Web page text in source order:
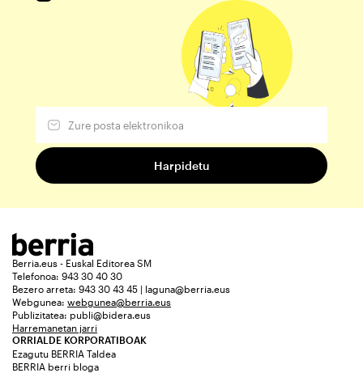
Berria.eus - Euskal Editorea SM
Telefonoa: 943 30 40 30
Bezero arreta: 943 30 43 45 | laguna@berria.eus
Webgunea: webgunea@berria.eus
Publizitatea: publi@bidera.eus
Harremanetan jarri
ORRIALDE KORPORATIBOAK
Ezagutu BERRIA Taldea
BERRIA berri bloga